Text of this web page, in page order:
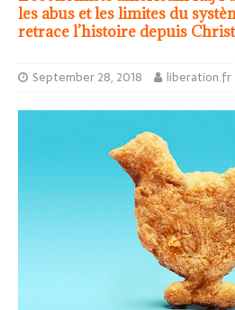
les abus et les limites du
retrace l’histoire depuis
September 28, 2018 liberation.fr